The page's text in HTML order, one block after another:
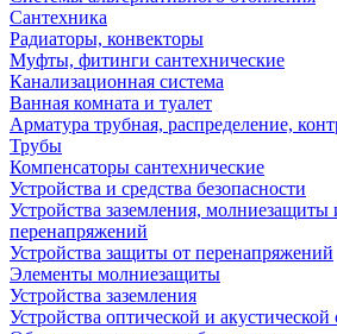
Сантехника
Радиаторы, конвекторы
Муфты, фитинги сантехнические
Канализационная система
Ванная комната и туалет
Арматура трубная, распределение,
Трубы
Компенсаторы сантехнические
Устройства и средства безопасности
Устройства заземления,
перенапряжений
Устройства защиты от перенапряжений
Элементы молниезащиты
Устройства заземления
Устройства оптической и акустической